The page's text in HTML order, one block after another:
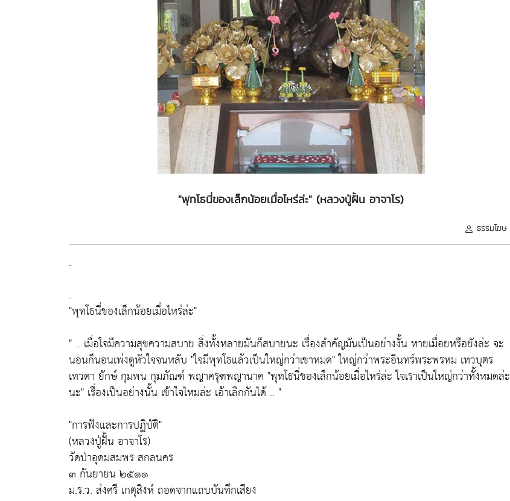
"พุทโธนี่ของเล็กน้อยเมื่อไหร่ล่ะ" (หลวงปู่ฝั้น อาจาโร)
ธรรมโฆษ
.
.
"พุทโธนี่ของเล็กน้อยเมื่อไหร่ล่ะ"
" .. เมื่อใจมีความสุขความสบาย สิ่งทั้งหลายมันก็สบายนะ เรื่องสำคัญมันเป็นอย่างงั้น หายเมื่อยหรือยังล่ะ จะ
นอนก็นอนเพ่งดูหัวใจจนหลับ "ใจมีพุทโธแล้วเป็นใหญ่กว่าเขาหมด" ใหญ่กว่าพระอินทร์พระพรหม เทวบุตร
เทวดา ยักษ์ กุมพน กุมภัณฑ์ พญาครุฑพญานาค "พุทโธนี่ของเล็กน้อยเมื่อไหร่ล่ะ ใจเราเป็นใหญ่กว่าทั้งหมดล่ะ
นะ" เรื่องเป็นอย่างนั้น เข้าใจไหมล่ะ เอ้าเลิกกันได้ .. "
"การฟังและการปฏิบัติ"
(หลวงปู่ฝั้น อาจาโร)
วัดป่าอุดมสมพร สกลนคร
๓ กันยายน ๒๕๑๑
ม.ร.ว. ส่งศรี เกตุสิงห์ ถอดจากแถบบันทึกเสียง